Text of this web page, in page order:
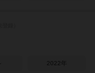
2022年